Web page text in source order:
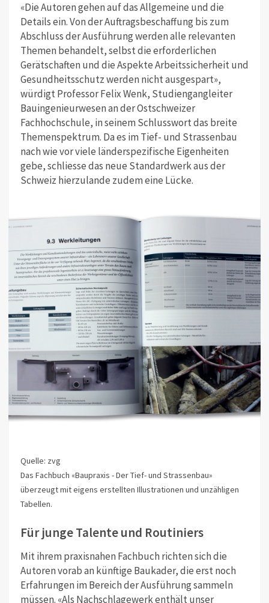
«Die Autoren gehen auf das Allgemeine und die
Details ein. Von der Auftragsbeschaffung bis zum
Abschluss der Ausführung werden alle relevanten
Themen behandelt, selbst die erforderlichen
Gerätschaften und die Aspekte Arbeitssicherheit und
Gesundheitsschutz werden nicht ausgespart»,
würdigt Professor Felix Wenk, Studiengangleiter
Bauingenieurwesen an der Ostschweizer
Fachhochschule, in seinem Schlusswort das breite
Themenspektrum. Da es im Tief- und Strassenbau
nach wie vor viele länderspezifische Eigenheiten
gebe, schliesse das neue Standardwerk aus der
Schweiz hierzulande zudem eine Lücke.
Quelle: zvg
Das Fachbuch «Baupraxis - Der Tief- und Strassenbau»
überzeugt mit eigens erstellten Illustrationen und unzähligen
Tabellen.
Für junge Talente und Routiniers
Mit ihrem praxisnahen Fachbuch richten sich die
Autoren vorab an künftige Baukader, die erst noch
Erfahrungen im Bereich der Ausführung sammeln
müssen. «Als Nachschlagewerk enthält unser